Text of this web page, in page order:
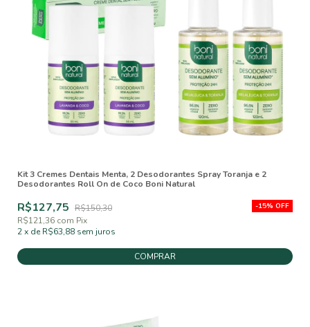
Kit 3 Cremes Dentais Menta, 2 Desodorantes Spray Toranja e 2
Desodorantes Roll On de Coco Boni Natural
-15% OFF
R$127,75 R$150,30
R$121,36 com Pix
2x de R$63,88 sem juros